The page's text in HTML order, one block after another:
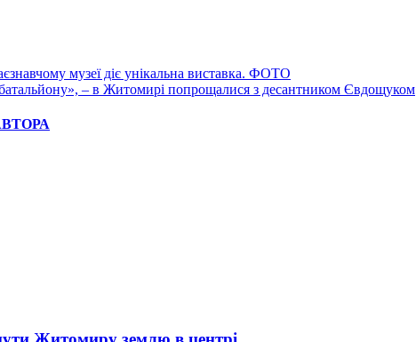
музеї діє унікальна виставка. ФОТО
– в Житомирі попрощалися з десантником Євдощуком